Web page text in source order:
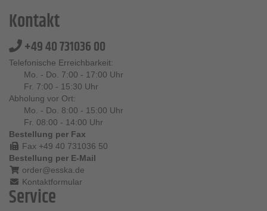
Kontakt
+49 40 731036 00
Telefonische Erreichbarkeit:
Mo. - Do. 7:00 - 17:00 Uhr
Fr. 7:00 - 15:30 Uhr
Abholung vor Ort:
Mo. - Do. 8:00 - 15:00 Uhr
Fr. 08:00 - 14:00 Uhr
Bestellung per Fax
Fax +49 40 731036 50
Bestellung per E-Mail
order@esska.de
Kontaktformular
Service